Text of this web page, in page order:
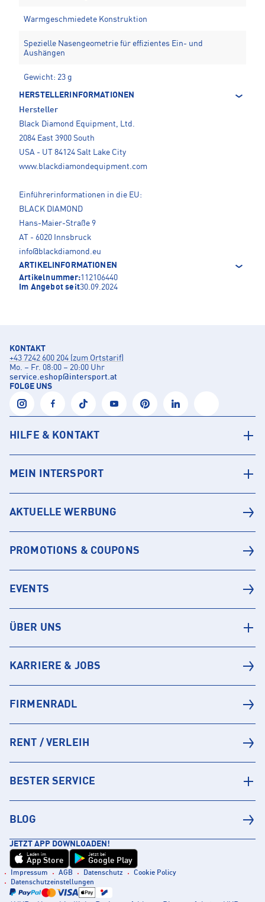
Warmgeschmiedete Konstruktion
Spezielle Nasengeometrie für effizientes Ein- und
Aushängen
Gewicht: 23 g
HERSTELLERINFORMATIONEN
Hersteller
Black Diamond Equipment, Ltd.
2084 East 3900 South
USA - UT 84124 Salt Lake City
www.blackdiamondequipment.com
Einführerinformationen in die EU:
BLACK DIAMOND
Hans-Maier-Straße 9
AT - 6020 Innsbruck
info@blackdiamond.eu
ARTIKELINFORMATIONEN
Artikelnummer:112106440
Im Angebot seit30.09.2024
KONTAKT
+43 7242 600 204 (zum Ortstarif)
Mo. – Fr. 08:00 – 20:00 Uhr
service.eshop@intersport.at
FOLGE UNS
HILFE & KONTAKT
MEIN INTERSPORT
AKTUELLE WERBUNG
PROMOTIONS & COUPONS
EVENTS
ÜBER UNS
KARRIERE & JOBS
FIRMENRADL
RENT / VERLEIH
BESTER SERVICE
BLOG
JETZT APP DOWNLOADEN!
Laden im
App Store
Jetzt bei
Google Play
Impressum AGB Datenschutz
Cookie Policy
Datenschutzeinstellungen